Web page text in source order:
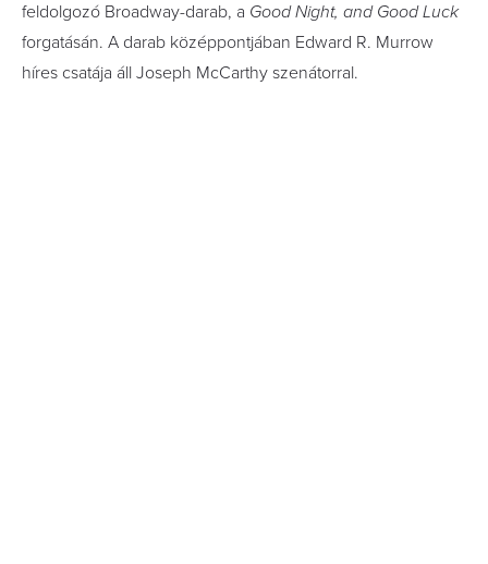
feldolgozó Broadway-darab, a Good Night, and Good Luck
forgatásán. A darab középpontjában Edward R. Murrow
híres csatája áll Joseph McCarthy szenátorral.